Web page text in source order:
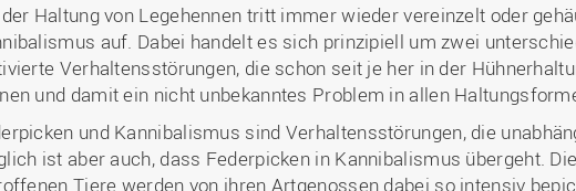
Gaststudierende
Sommer- und
als Fremdsprache
für
Studienorganisation
Glossar
Studienqualitätsmittel
Bibliothek
LearningCenter
schwerpunkte
und
Netzwerke
GROWTH - Innovative
Hochschule
Kooperationsmöglichkeiten
Forschungsergebnisse für
die Praxis
Gründungen | Start-Ups
Personalentwicklung
in
Forschung und Transfer
NETZWERKE
Fördergesellschaft
(HZC)
UAS7
Ingenieurwissenschaften
Informatik (IuI)
für Musik (IfM)
Kultur und
(MKT, Campus
Vertretungen und
Beauftragte
Bibliothek
Professional School
Amtsblatt
Haltung von Legehennen tritt immer wieder vereinzelt oder
auf. Dabei handelt es sich prinzipiell um zwei
Verhaltensstörungen, die schon seit je her in der
und damit ein nicht unbekanntes Problem in allen
und Kannibalismus sind Verhaltensstörungen, die
ist aber auch, dass Federpicken in Kannibalismus übergeht.
Tiere werden von ihren Artgenossen dabei so intensiv